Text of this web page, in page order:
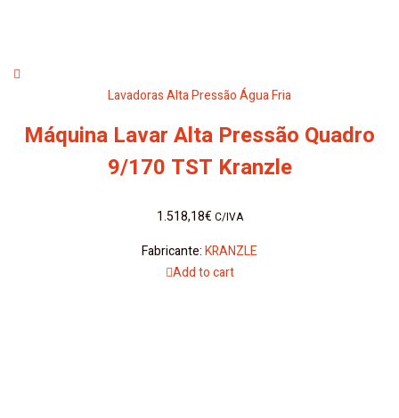
Lavadoras Alta Pressão Água Fria
Máquina Lavar Alta Pressão Quadro
9/170 TST Kranzle
1.518,18€ C/IVA
Fabricante:KRANZLE
Add to cart